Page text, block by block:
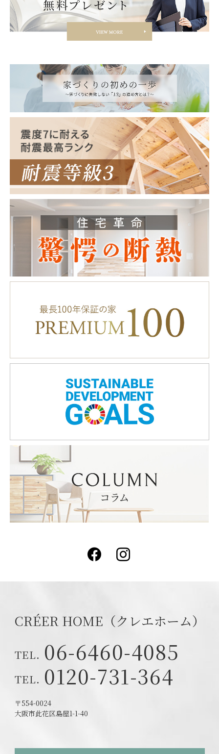
Facebook
CRÉER HOME（クレエホーム）
06-6460-4085
0120-731-364
〒554-0024
大阪市此花区島屋1-1-40